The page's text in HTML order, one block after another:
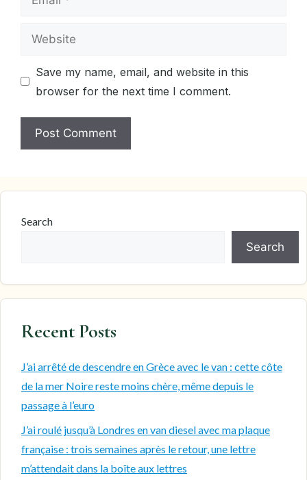
Website
Save my name, email, and website in this
browser for the next time I comment.
Search
Search
Recent Posts
J’ai arrêté de descendre en Grèce avec le van : cette côte
de la mer Noire reste moins chère, même depuis le
passage à l’euro
J’ai roulé jusqu’à Londres en van diesel avec ma plaque
française : trois semaines après le retour, une lettre
m’attendait dans la boîte aux lettres